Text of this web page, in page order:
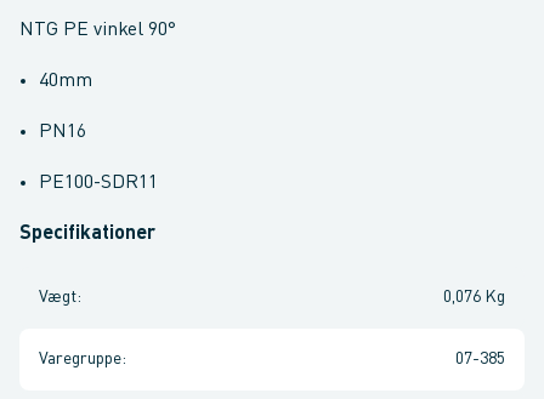
NTG PE vinkel 90°
40mm
PN16
PE100-SDR11
Specifikationer
Vægt: 0,076 Kg
Varegruppe: 07-385